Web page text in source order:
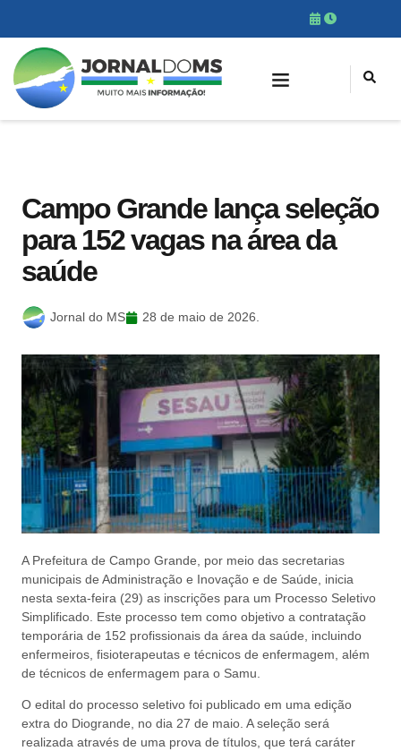
Campo Grande lança seleção
para 152 vagas na área da
saúde
Jornal do MS 28 de maio de 2026.
A Prefeitura de Campo Grande, por meio das secretarias
municipais de Administração e Inovação e de Saúde, inicia
nesta sexta-feira (29) as inscrições para um Processo Seletivo
Simplificado. Este processo tem como objetivo a contratação
temporária de 152 profissionais da área da saúde, incluindo
enfermeiros, fisioterapeutas e técnicos de enfermagem, além
de técnicos de enfermagem para o Samu.
O edital do processo seletivo foi publicado em uma edição
extra do Diogrande, no dia 27 de maio. A seleção será
realizada através de uma prova de títulos, que terá caráter